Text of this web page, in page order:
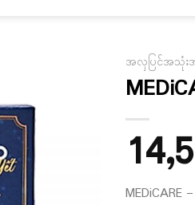
အလှပြင်အသုံးအ
MEDiCARE